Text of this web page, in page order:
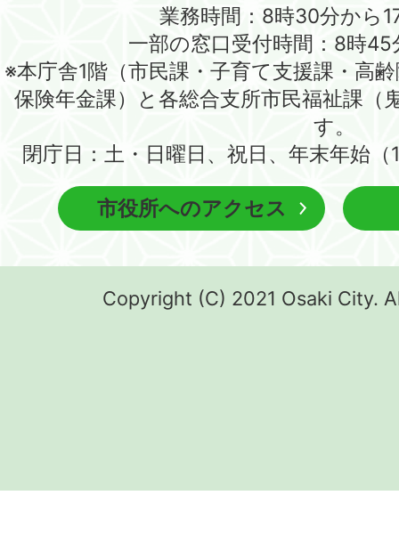
業務時間：8時30分から
一部の窓口受付時間：8時
※本庁舎1階（市民課・子育て支援課・高
保険年金課）と各総合支所市民福祉課（
す。
閉庁日：土・日曜日、祝日、年末年始
市役所へのアクセス
Copyright (C) 2021 Osaki City.